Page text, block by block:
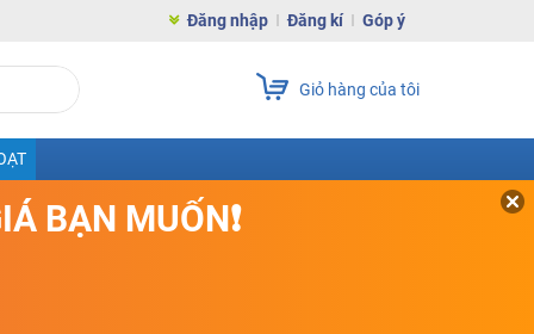
Đăng nhập Đăng kí Góp ý
Giỏ hàng của tôi
BẠN MUỐN❗